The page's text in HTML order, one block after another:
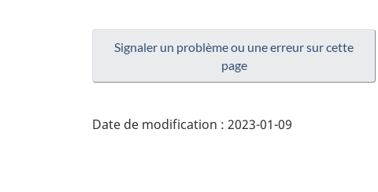
Signaler un problème ou une erreur sur cette
page
Date de modification : 2023-01-09